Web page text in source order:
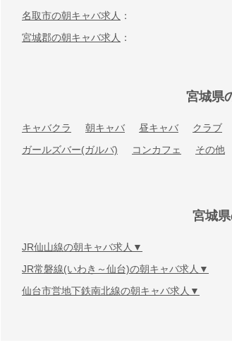
名取市の朝キャバ求人
宮城郡の朝キャバ求人
宮城県
キャバクラ 朝キャバ 昼キャバ クラブ
ガールズバー(ガルバ)
コンカフェ その他
宮城
JR仙山線の朝キャバ求人
JR常磐線(いわき～仙台)の朝キャバ求人
仙台市営地下鉄南北線の朝キャバ求人